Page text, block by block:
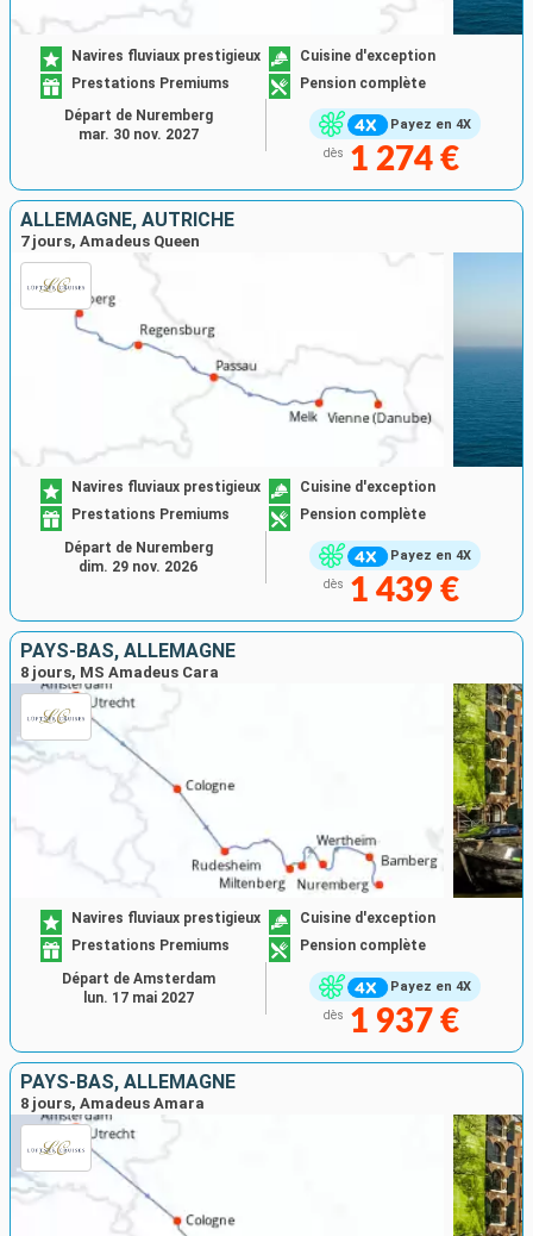
Payez en 4X
Navires fluviaux prestigieux
Cuisine d'exception
Prestations Premiums
Pension complète
dès 1 274 €
Départ de Nuremberg
mar. 30 nov. 2027
ALLEMAGNE, AUTRICHE
7 jours, Amadeus Queen
Payez en 4X
Navires fluviaux prestigieux
Cuisine d'exception
Prestations Premiums
Pension complète
dès 1 439 €
Départ de Nuremberg
dim. 29 nov. 2026
PAYS-BAS, ALLEMAGNE
8 jours, MS Amadeus Cara
Payez en 4X
Navires fluviaux prestigieux
Cuisine d'exception
Prestations Premiums
Pension complète
dès 1 937 €
Départ de Amsterdam
lun. 17 mai 2027
PAYS-BAS, ALLEMAGNE
8 jours, Amadeus Amara